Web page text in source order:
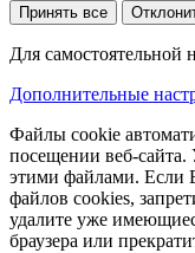
Принять все
Для самостоятельной
Дополнительные
Файлы cookie
посещении веб-сайта.
этими файлами. Если
файлов cookies,
удалите уже
браузера или